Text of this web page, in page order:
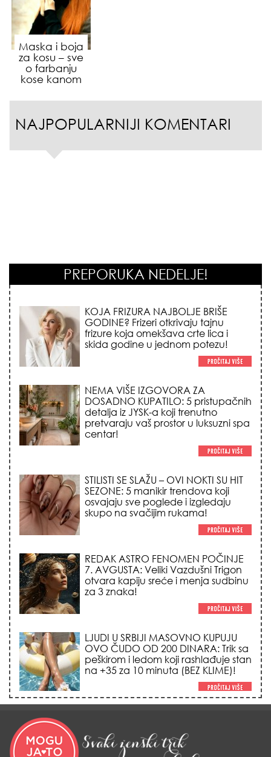
Maska i boja
za kosu – sve
o farbanju
kose kanom
NAJPOPULARNIJI KOMENTARI
PREPORUKA NEDELJE!
KOJA FRIZURA NAJBOLJE BRIŠE
GODINE? Frizeri otkrivaju tajnu
frizure koja omekšava crte lica i
NEMA VIŠE IZGOVORA ZA
DOSADNO KUPATILO: 5 pristupačnih
detalja iz JYSK-a koji trenutno
STILISTI SE SLAŽU – OVI NOKTI SU HIT
SEZONE: 5 manikir trendova koji
osvajaju sve poglede i izgledaju
REDAK ASTRO FENOMEN POČINJE
7. AVGUSTA: Veliki Vazdušni Trigon
otvara kapiju sreće i menja sudbinu
LJUDI U SRBIJI MASOVNO KUPUJU
OVO ČUDO OD 200 DINARA: Trik sa
peškirom i ledom koji rashlađuje stan
DATUMI KOJI MENJAJU SUDBINU:
Ošišajte se OVIH dana u mesecu
ako želite da vam kosa raste kao iz
vode i privučete novu ljubav!
TRIK SA CRVENIM NOVČANIKOM I